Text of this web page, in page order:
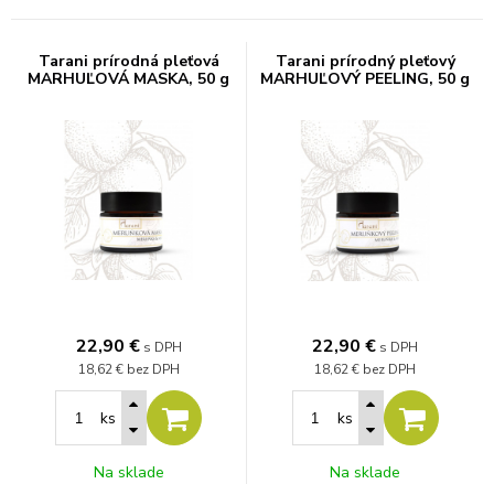
Tarani prírodná pleťová
MARHUĽOVÁ MASKA, 50 g
22,90 € s DPH
18,62 € bez DPH
ks
Na sklade
Tarani prírodný pleťový
MARHUĽOVÝ PEELING, 50 g
22,90 € s DPH
18,62 € bez DPH
ks
Na sklade